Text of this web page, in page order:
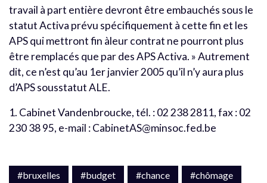
travail à part entière devront être embauchés sous le
statut Activa prévu spécifiquement à cette fin et les
APS qui mettront fin àleur contrat ne pourront plus
être remplacés que par des APS Activa. » Autrement
dit, ce n’est qu’au 1er janvier 2005 qu’il n’y aura plus
d’APS sousstatut ALE.
1. Cabinet Vandenbroucke, tél. : 02 238 2811, fax : 02
230 38 95, e-mail : CabinetAS@minsoc.fed.be
#bruxelles #budget #chance #chômage